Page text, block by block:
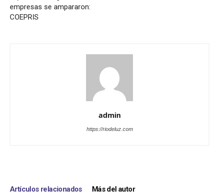
empresas se ampararon:
COEPRIS
admin
https://riodeluz.com
Artículos relacionados Más del autor